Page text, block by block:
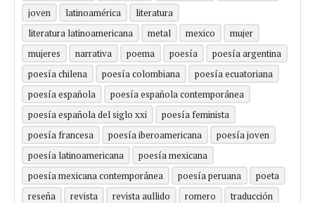
joven
latinoamérica
literatura
literatura latinoamericana
metal mexico
mujer
mujeres
narrativa poema poesía
poesía argentina
poesía chilena
poesía colombiana
poesía ecuatoriana
poesía española
poesía española contemporánea
poesía española del siglo xxi
poesía feminista
poesía francesa
poesía iberoamericana
poesía joven
poesía latinoamericana
poesía mexicana
poesía mexicana contemporánea
poesía peruana
poeta
reseña
revista revista aullido romero traducción